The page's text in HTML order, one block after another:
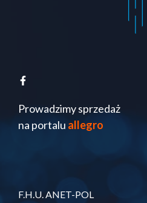
Prowadzimy sprzedaż
na portalu allegro
F.H.U. ANET-POL